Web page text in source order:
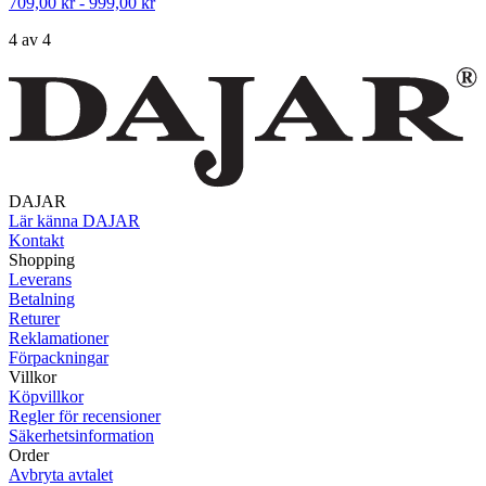
4 av 4
DAJAR
Lär känna DAJAR
Kontakt
Shopping
Leverans
Betalning
Returer
Reklamationer
Förpackningar
Villkor
Köpvillkor
Regler för recensioner
Säkerhetsinformation
Order
Avbryta avtalet